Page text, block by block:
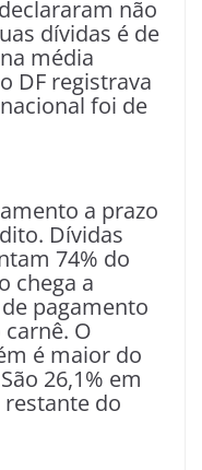
não
dívidas é de
média
DF registrava
foi de
a prazo
Dívidas
74% do
chega a
pagamento
O
é maior do
26,1% em
restante do